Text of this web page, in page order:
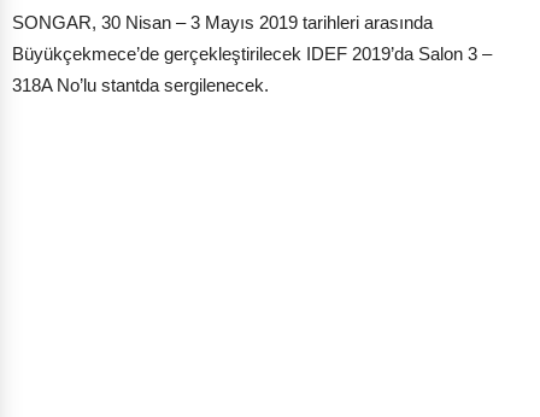
SONGAR, 30 Nisan – 3 Mayıs 2019 tarihleri ​​arasında
Büyükçekmece’de gerçekleştirilecek IDEF 2019’da Salon 3 –
318A No’lu stantda sergilenecek.